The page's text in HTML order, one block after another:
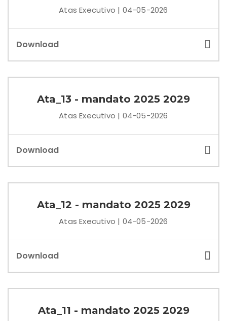
Atas Executivo | 04-05-2026
Download
Ata_13 - mandato 2025 2029
Atas Executivo | 04-05-2026
Download
Ata_12 - mandato 2025 2029
Atas Executivo | 04-05-2026
Download
Ata_11 - mandato 2025 2029